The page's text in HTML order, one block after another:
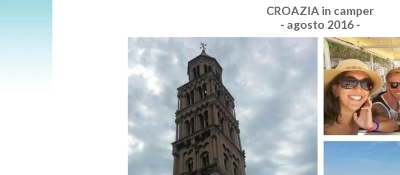
CROAZIA in camper
- agosto 2016 -